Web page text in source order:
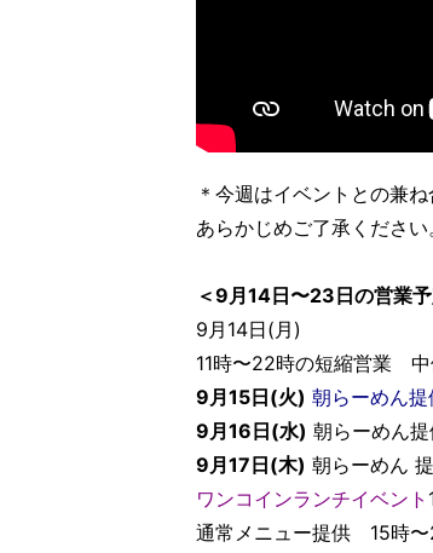
＊今週はイベントとの兼
あらかじめご了承ください
＜9月14日〜23日の営業予
9月14日(月)
11時〜22時の短縮営業 中
9月15日(火) 朝らーめん
9月16日(水) 朝らーめん
9月17日(木) 朝らーめん
ワンコインランチイベント
通常メニュー提供 15時